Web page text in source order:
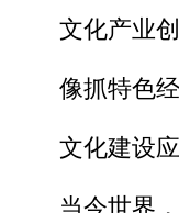
文化产业创
像抓特色经
文化建设应
当今世界，